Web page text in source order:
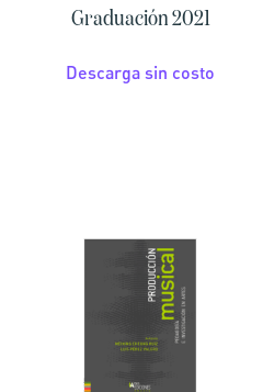
Graduación 2021
Descarga sin costo